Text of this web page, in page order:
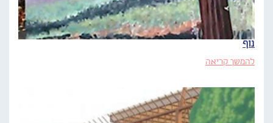
נוף
להמשך קריאה